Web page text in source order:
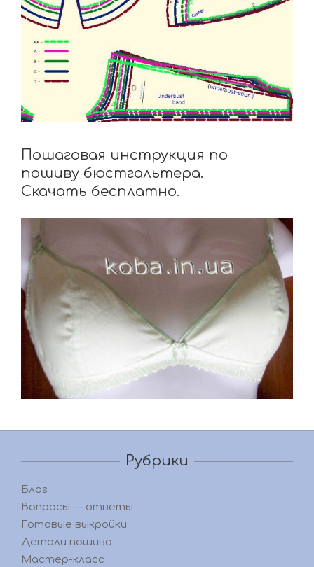
Пошаговая инструкция по
пошиву бюстгальтера.
Скачать бесплатно.
Рубрики
Блог
Вопросы — ответы
Готовые выкройки
Детали пошива
Мастер-класс